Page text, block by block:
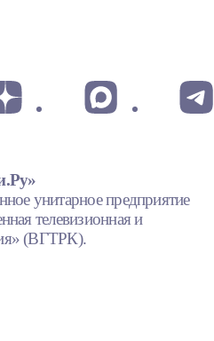
унитарное предприятие
телевизионная и
(ВГТРК).